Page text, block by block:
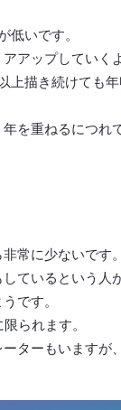
低いです。
アップしてい
描き続けても
を重ねるにつれ
常に少ないです。
ているという人
です。
られます。
ターもいますが